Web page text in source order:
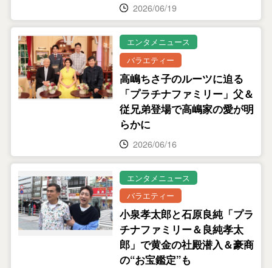
2026/06/19
エンタメニュース
バラエティー
高嶋ちさ子のルーツに迫る
「プラチナファミリー」父＆
従兄弟登場で高嶋家の愛が明
らかに
2026/06/16
エンタメニュース
バラエティー
小泉孝太郎と石原良純「プラ
チナファミリー＆良純孝太
郎」で黄金の社殿潜入＆豪商
の“お宝鑑定”も